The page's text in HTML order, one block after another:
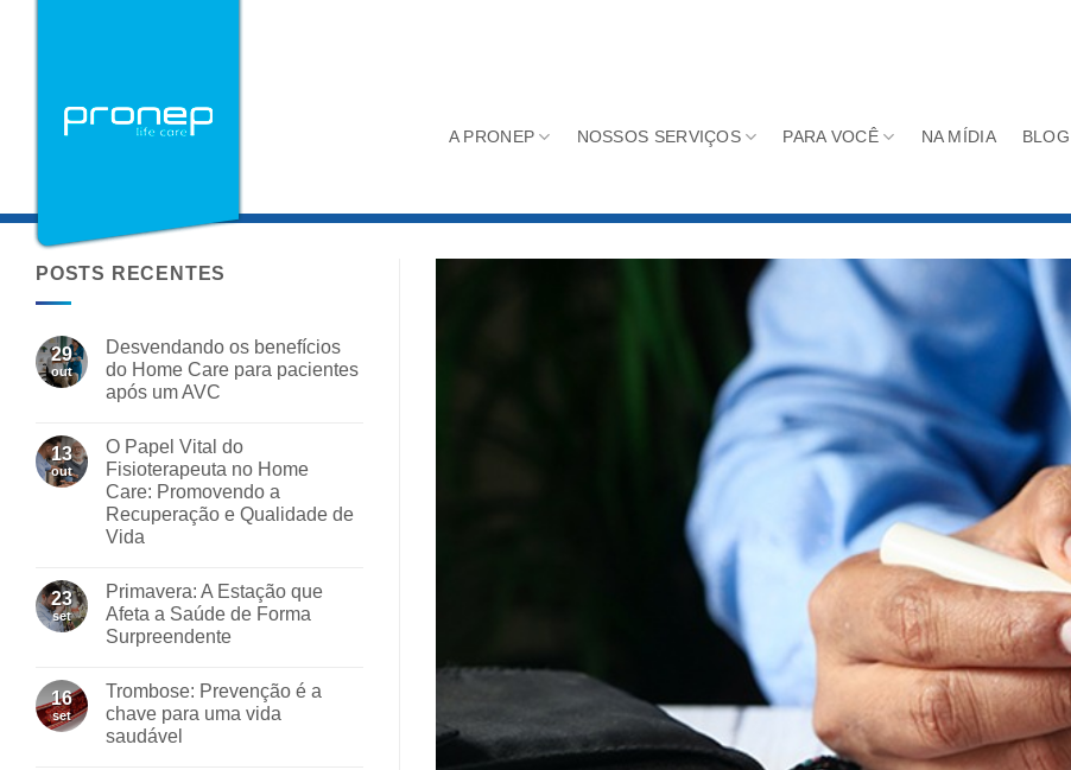
A PRONEP NOSSOS SERVIÇOS PARA VOCÊ NA MÍDIA BLOG
POSTS RECENTES
29
out
Desvendando os benefícios
do Home Care para pacientes
após um AVC
13
out
O Papel Vital do
Fisioterapeuta no Home
Care: Promovendo a
Recuperação e Qualidade de
Vida
23
set
Primavera: A Estação que
Afeta a Saúde de Forma
Surpreendente
16
set
Trombose: Prevenção é a
chave para uma vida
saudável